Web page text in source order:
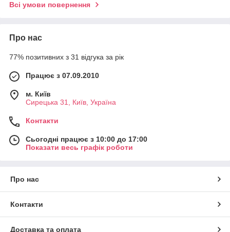
Всі умови повернення
Про нас
77% позитивних з 31 відгука за рік
Працює з 07.09.2010
м. Київ
Сирецька 31, Київ, Україна
Контакти
Сьогодні працює з 10:00 до 17:00
Показати весь графік роботи
Про нас
Контакти
Доставка та оплата